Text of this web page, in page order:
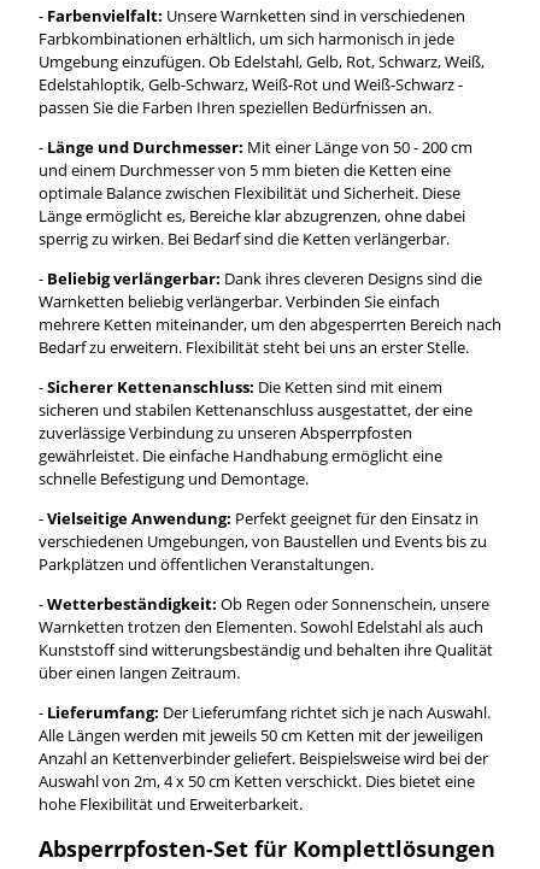
- Farbenvielfalt: Unsere Warnketten sind in verschiedenen
Farbkombinationen erhältlich, um sich harmonisch in jede
Umgebung einzufügen. Ob Edelstahl, Gelb, Rot, Schwarz, Weiß,
Edelstahloptik, Gelb-Schwarz, Weiß-Rot und Weiß-Schwarz -
passen Sie die Farben Ihren speziellen Bedürfnissen an.
- Länge und Durchmesser: Mit einer Länge von 50 - 200 cm
und einem Durchmesser von 5 mm bieten die Ketten eine
optimale Balance zwischen Flexibilität und Sicherheit. Diese
Länge ermöglicht es, Bereiche klar abzugrenzen, ohne dabei
sperrig zu wirken. Bei Bedarf sind die Ketten verlängerbar.
- Beliebig verlängerbar: Dank ihres cleveren Designs sind die
Warnketten beliebig verlängerbar. Verbinden Sie einfach
mehrere Ketten miteinander, um den abgesperrten Bereich nach
Bedarf zu erweitern. Flexibilität steht bei uns an erster Stelle.
-Sicherer Kettenanschluss: Die Ketten sind mit einem
sicheren und stabilen Kettenanschluss ausgestattet, der eine
zuverlässige Verbindung zu unseren Absperrpfosten
gewährleistet. Die einfache Handhabung ermöglicht eine
schnelle Befestigung und Demontage.
-Vielseitige Anwendung: Perfekt geeignet für den Einsatz in
verschiedenen Umgebungen, von Baustellen und Events bis zu
Parkplätzen und öffentlichen Veranstaltungen.
-Wetterbeständigkeit: Ob Regen oder Sonnenschein, unsere
Warnketten trotzen den Elementen. Sowohl Edelstahl als auch
Kunststoff sind witterungsbeständig und behalten ihre Qualität
über einen langen Zeitraum.
- Lieferumfang: Der Lieferumfang richtet sich je nach Auswahl.
Alle Längen werden mit jeweils 50 cm Ketten mit der jeweiligen
Anzahl an Kettenverbinder geliefert. Beispielsweise wird bei der
Auswahl von 2m, 4 x 50 cm Ketten verschickt. Dies bietet eine
hohe Flexibilität und Erweiterbarkeit.
Absperrpfosten-Set für Komplettlösungen